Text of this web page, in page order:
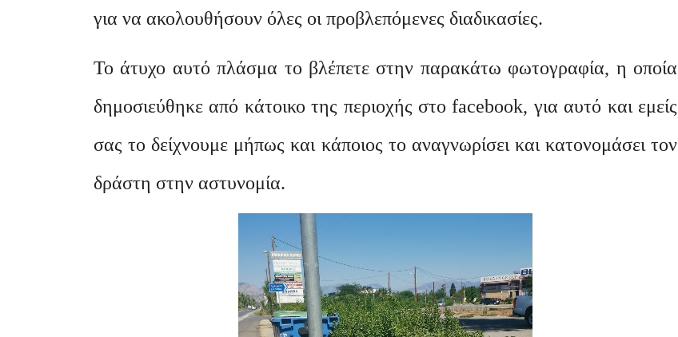
για να ακολουθήσουν όλες οι προβλεπόμενες διαδικασίες.
Το άτυχο αυτό πλάσμα το βλέπετε στην παρακάτω φωτογραφία, η οποία
δημοσιεύθηκε από κάτοικο της περιοχής στοfacebook, για αυτό και εμείς
σας το δείχνουμε μήπως και κάποιος το αναγνωρίσει και κατονομάσει τον
δράστη στην αστυνομία.